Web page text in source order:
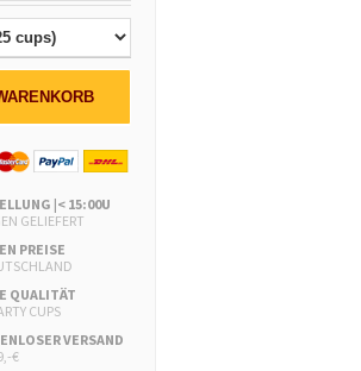
|< 15:00U
GELIEFERT
PREISE
QUALITÄT
CUPS
VERSAND
€